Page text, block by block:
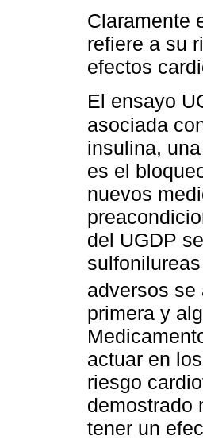
Claramente
refiere a su
efectos
El ensayo
asociada
insulina,
es el
nuevos
del UGDP
adversos se
primera y
actuar en
riesgo
demostrado
tener un